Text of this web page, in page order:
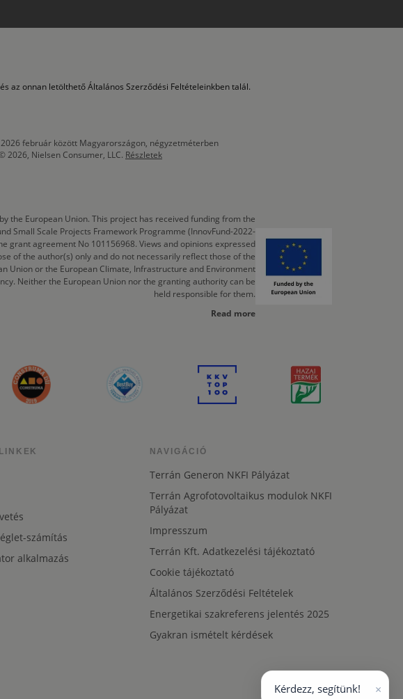
az onnan letölthető Általános Szerződési Feltételeinkben talál.
február között Magyarországon, négyzetméterben
Nielsen Consumer, LLC. Részletek
the European Union. This project has received funding from the
Small Scale Projects Framework Programme (InnovFund-2022-
grant agreement No 101156968. Views and opinions expressed
of the author(s) only and do not necessarily reflect those of the
Union or the European Climate, Infrastructure and Environment
Neither the European Union nor the granting authority can be
held responsible for them.
Read more
számítás
alkalmazás
NAVIGÁCIÓ
Terrán Generon NKFI Pályázat
Terrán Agrofotovoltaikus modulok NKFI
Pályázat
Impresszum
Terrán Kft. Adatkezelési tájékoztató
Cookie tájékoztató
Általános Szerződési Feltételek
Energetikai szakreferens jelentés 2025
Gyakran ismételt kérdések
Kérdezz, segítünk! ×